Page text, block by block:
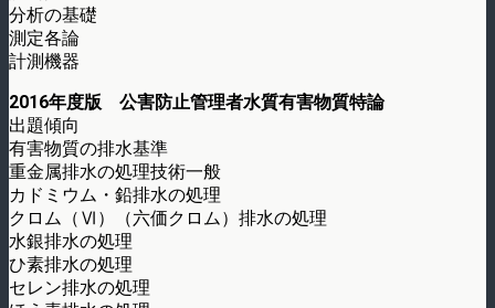
分析の基礎
測定各論
計測機器
2016年度版 公害防止管理者水質有害物質特論
出題傾向
有害物質の排水基準
重金属排水の処理技術一般
カドミウム・鉛排水の処理
クロム（Ⅵ）（六価クロム）排水の処理
水銀排水の処理
ひ素排水の処理
セレン排水の処理